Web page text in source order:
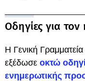
Οδηγίες για
Η Γενική
εξέδωσε οκτώ
ενημερωτικής